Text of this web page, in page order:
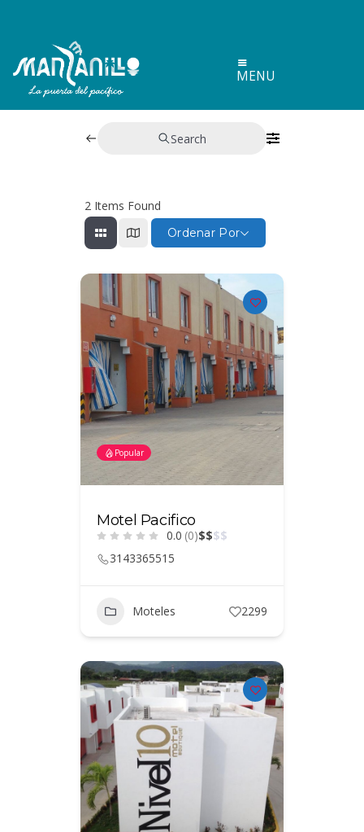
MENU
Search
2 Items Found
Ordenar Por
Popular
Motel Pacifico
0.0 (0)$$$$
3143365515
Moteles 2299